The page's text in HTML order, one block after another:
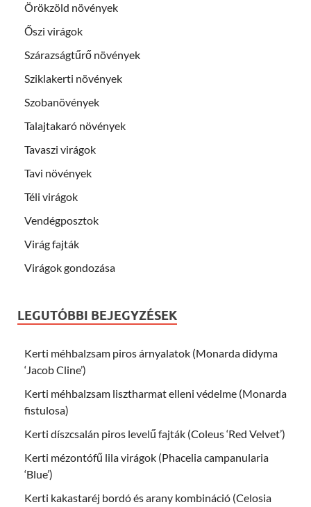
Örökzöld növények
Őszi virágok
Szárazságtűrő növények
Sziklakerti növények
Szobanövények
Talajtakaró növények
Tavaszi virágok
Tavi növények
Téli virágok
Vendégposztok
Virág fajták
Virágok gondozása
LEGUTÓBBI BEJEGYZÉSEK
Kerti méhbalzsam piros árnyalatok (Monarda didyma
‘Jacob Cline’)
Kerti méhbalzsam lisztharmat elleni védelme (Monarda
fistulosa)
Kerti díszcsalán piros levelű fajták (Coleus ‘Red Velvet’)
Kerti mézontófű lila virágok (Phacelia campanularia
‘Blue’)
Kerti kakastaréj bordó és arany kombináció (Celosia